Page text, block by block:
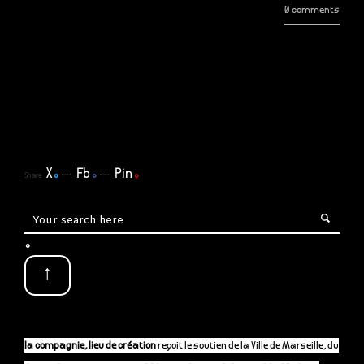
0 comments
Share X. Fb. Pin.
.
↑
la compagnie, lieu de créationreçoit le soutien de la Ville de Marseille, du